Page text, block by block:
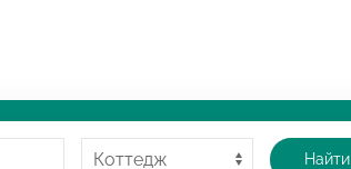
Найти